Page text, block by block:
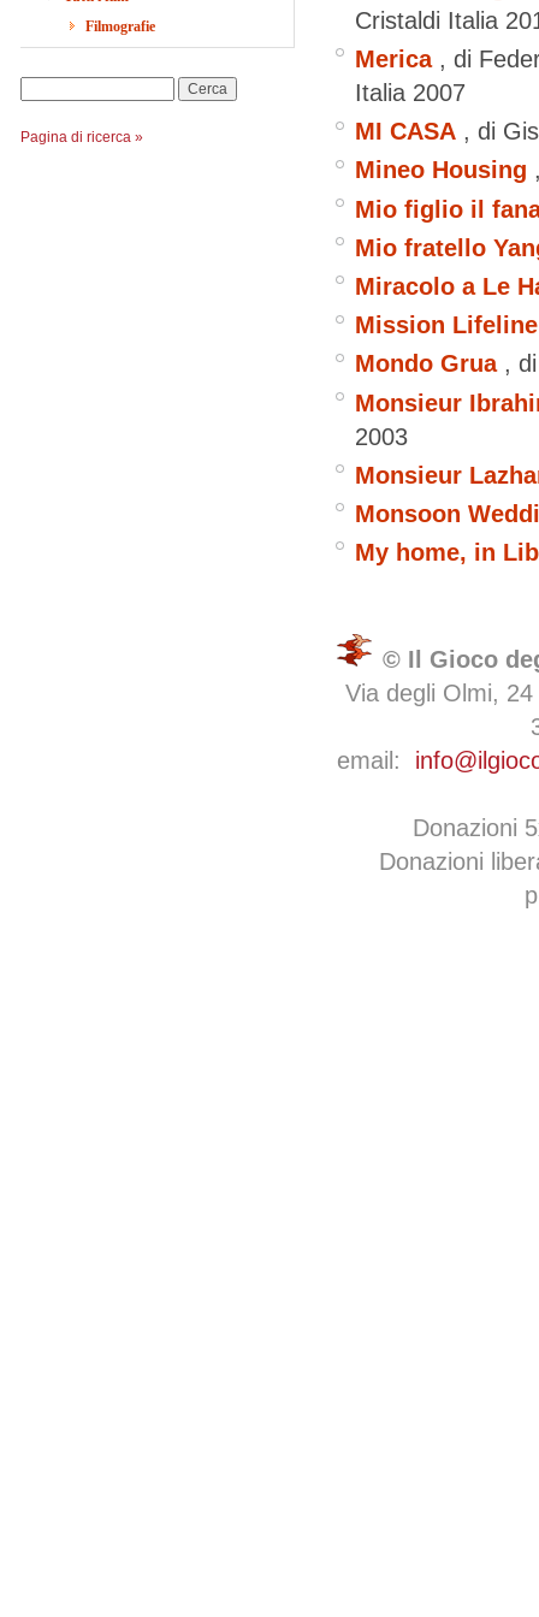
Filmografie
Pagina di ricerca »
Cristaldi Italia
Merica , di
Italia 2007
MI CASA , di
Mineo Housing
Mio figlio il
Mio fratello
Miracolo a Le
Mission Lifeline
Mondo Grua ,
Monsieur
2003
Monsieur
Monsoon
My home, in
© Il Gioco
Via degli Olmi,
email:
Donazioni
Donazioni